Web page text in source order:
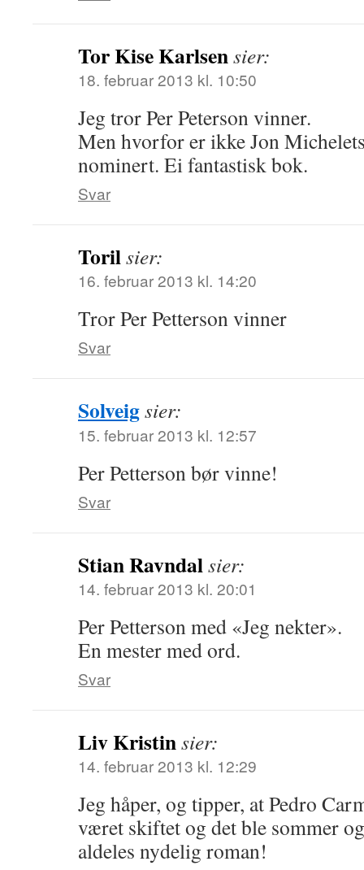
Tor Kise Karlsensier:
18. februar 2013 kl. 10:50
Jeg tror Per Peterson vinner.
Men hvorfor er ikke Jon
nominert. Ei fantastisk bok.
Svar
Torilsier:
16. februar 2013 kl. 14:20
Tror Per Petterson vinner
Svar
Solveigsier:
15. februar 2013 kl. 12:57
Per Petterson bør vinne!
Svar
Stian Ravndalsier:
14. februar 2013 kl. 20:01
Per Petterson med «Jeg nekter».
En mester med ord.
Svar
Liv Kristinsier:
14. februar 2013 kl. 12:29
Jeg håper, og tipper, at Pedro
været skiftet og det ble sommer
aldeles nydelig roman!